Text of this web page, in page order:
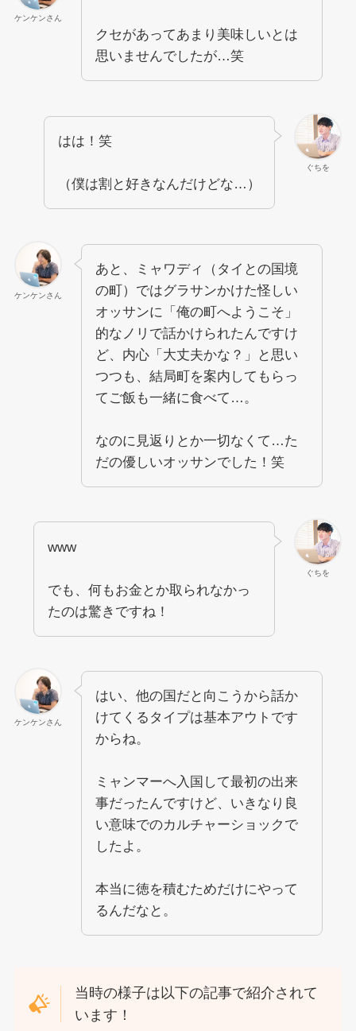
ケンケンさん
クセがあってあまり美味しいとは
思いませんでしたが…笑
ぐちを
はは！笑
（僕は割と好きなんだけどな…）
ケンケンさん
あと、ミャワディ（タイとの国境
の町）ではグラサンかけた怪しい
オッサンに「俺の町へようこそ」
的なノリで話かけられたんですけ
ど、内心「大丈夫かな？」と思い
つつも、結局町を案内してもらっ
てご飯も一緒に食べて…。
なのに見返りとか一切なくて…た
だの優しいオッサンでした！笑
ぐちを
www
でも、何もお金とか取られなかっ
たのは驚きですね！
ケンケンさん
はい、他の国だと向こうから話か
けてくるタイプは基本アウトです
からね。
ミャンマーへ入国して最初の出来
事だったんですけど、いきなり良
い意味でのカルチャーショックで
したよ。
本当に徳を積むためだけにやって
るんだなと。
当時の様子は以下の記事で紹介されて
います！